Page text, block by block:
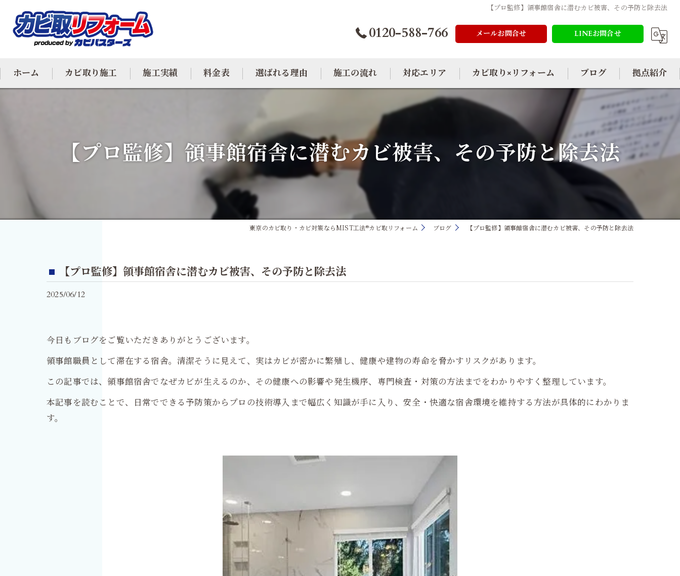
【プロ監修】領事館宿舎に潜むカビ被害、その予防と除去法
0120-588-766 メールお問合せ LINEお問合せ
ホーム カビ取り施工
カビ除去
施工実績 料金表 選ばれる理由 施工の流れ 対応エリア
大阪のカビ取り
東京のカビ取り
カビ取り×リフォーム ブログ 拠点紹介
【プロ監修】領事館宿舎に潜むカビ被害、その予防と除去法
東京のカビ取り・カビ対策ならMIST工法®カビ取リフォーム ブログ 【プロ監修】領事館宿舎に潜むカビ被害、その予防と除去法
【プロ監修】領事館宿舎に潜むカビ被害、その予防と除去法
2025/06/12
今日もブログをご覧いただきありがとうございます。
領事館職員として滞在する宿舎。清潔そうに見えて、実はカビが密かに繁殖し、健康や建物の寿命を脅かすリスクがあります。
この記事では、領事館宿舎でなぜカビが生えるのか、その健康への影響や発生機序、専門検査・対策の方法までをわかりやすく整理しています。
本記事を読むことで、日常でできる予防策からプロの技術導入まで幅広く知識が手に入り、安全・快適な宿舎環境を維持する方法が具体的にわかりま
す。